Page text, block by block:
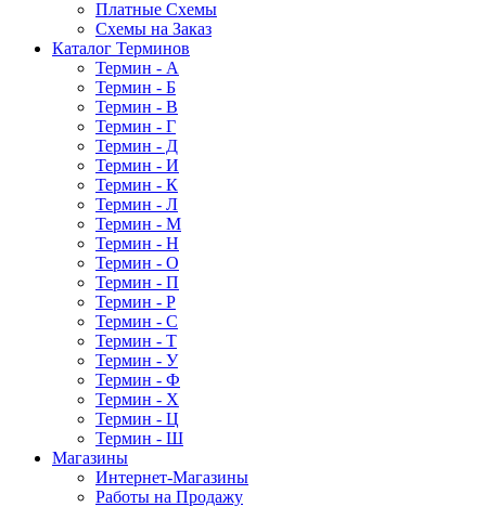
Платные Схемы
Схемы на Заказ
Каталог Терминов
Термин - А
Термин - Б
Термин - В
Термин - Г
Термин - Д
Термин - И
Термин - К
Термин - Л
Термин - М
Термин - Н
Термин - О
Термин - П
Термин - Р
Термин - С
Термин - Т
Термин - У
Термин - Ф
Термин - Х
Термин - Ц
Термин - Ш
Магазины
Интернет-Магазины
Работы на Продажу